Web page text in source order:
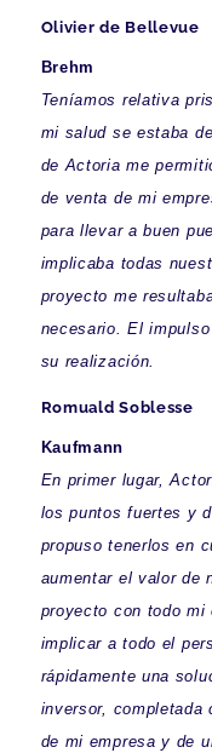
Olivier de Bellevue
Brehm
Teníamos relativa
mi salud se estaba
de Actoria me
de venta de mi
para llevar a buen
implicaba todas
proyecto me
necesario. El
su realización.
Romuald Soblesse
Kaufmann
En primer lugar,
los puntos fuertes y
propuso tenerlos en
aumentar el valor de
proyecto con todo
implicar a todo el
rápidamente una
inversor, completada
de mi empresa y de